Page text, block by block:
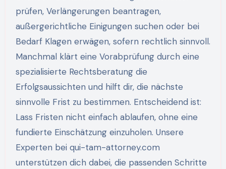
prüfen, Verlängerungen beantragen,
außergerichtliche Einigungen suchen oder bei
Bedarf Klagen erwägen, sofern rechtlich sinnvoll.
Manchmal klärt eine Vorabprüfung durch eine
spezialisierte Rechtsberatung die
Erfolgsaussichten und hilft dir, die nächste
sinnvolle Frist zu bestimmen. Entscheidend ist:
Lass Fristen nicht einfach ablaufen, ohne eine
fundierte Einschätzung einzuholen. Unsere
Experten bei qui-tam-attorney.com
unterstützen dich dabei, die passenden Schritte